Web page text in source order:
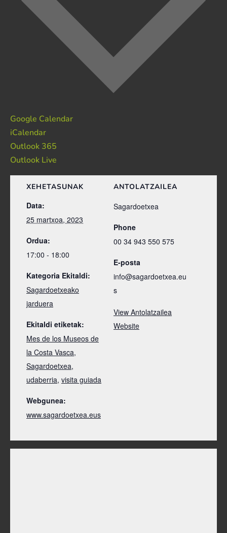
Google Calendar
iCalendar
Outlook 365
Outlook Live
XEHETASUNAK
Data:
25 martxoa, 2023
Ordua:
17:00 - 18:00
Kategoria Ekitaldi:
Sagardoetxeako
jarduera
Ekitaldi etiketak:
Mes de los Museos de
la Costa Vasca,
Sagardoetxea,
udaberria, visita guiada
Webgunea:
www.sagardoetxea.eus
ANTOLATZAILEA
Sagardoetxea
Phone
00 34 943 550 575
E-posta
info@sagardoetxea.eu
s
View Antolatzailea
Website